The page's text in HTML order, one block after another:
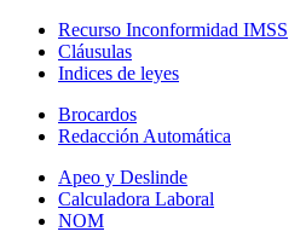
Recurso Inconformidad IMSS
Cláusulas
Indices de leyes
Brocardos
Redacción Automática
Apeo y Deslinde
Calculadora Laboral
NOM